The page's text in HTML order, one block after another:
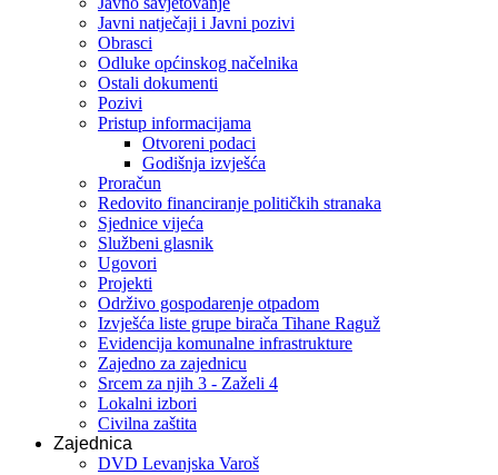
Javni natječaji i Javni pozivi
Obrasci
Odluke općinskog načelnika
Ostali dokumenti
Pozivi
Pristup informacijama
Otvoreni podaci
Godišnja izvješća
Proračun
Redovito financiranje političkih stranaka
Sjednice vijeća
Službeni glasnik
Ugovori
Projekti
Održivo gospodarenje otpadom
Izvješća liste grupe birača Tihane Raguž
Evidencija komunalne infrastrukture
Zajedno za zajednicu
Srcem za njih 3 - Zaželi 4
Lokalni izbori
Civilna zaštita
Zajednica
DVD Levanjska Varoš